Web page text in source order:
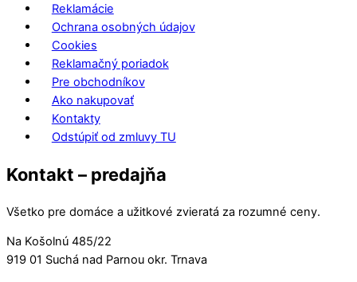
Reklamácie
Ochrana osobných údajov
Cookies
Reklamačný poriadok
Pre obchodníkov
Ako nakupovať
Kontakty
Odstúpiť od zmluvy TU
Kontakt – predajňa
Všetko pre domáce a užitkové zvieratá za rozumné ceny.
Na Košolnú 485/22
919 01 Suchá nad Parnou okr. Trnava